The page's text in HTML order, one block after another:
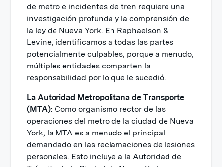
de metro e incidentes de tren requiere una
investigación profunda y la comprensión de
la ley de Nueva York. En Raphaelson &
Levine, identificamos a todas las partes
potencialmente culpables, porque a menudo,
múltiples entidades comparten la
responsabilidad por lo que le sucedió.
La Autoridad Metropolitana de Transporte
(MTA): Como organismo rector de las
operaciones del metro de la ciudad de Nueva
York, la MTA es a menudo el principal
demandado en las reclamaciones de lesiones
personales. Esto incluye a la Autoridad de